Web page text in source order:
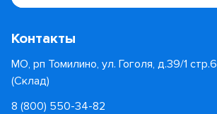
Контакты
МО, рп Томилино, ул. Гоголя, д.39/1 стр.6
(Склад)
8 (800) 550-34-82